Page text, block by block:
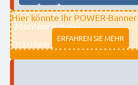
Hier könnte Ihr POWER-
ERFAHREN SIE MEHR
Monteurzimmer
11333 fulda